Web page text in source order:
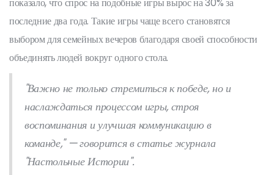
последние два года. Такие игры чаще всего становятся
выбором для семейных вечеров благодаря своей способности
объединять людей вокруг одного стола.
"Важно не только стремиться к победе, но и
наслаждаться процессом игры, строя
воспоминания и улучшая коммуникацию в
команде," — говорится в статье журнала
"Настольные Истории".